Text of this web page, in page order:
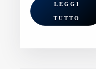
LEGGI
TUTTO